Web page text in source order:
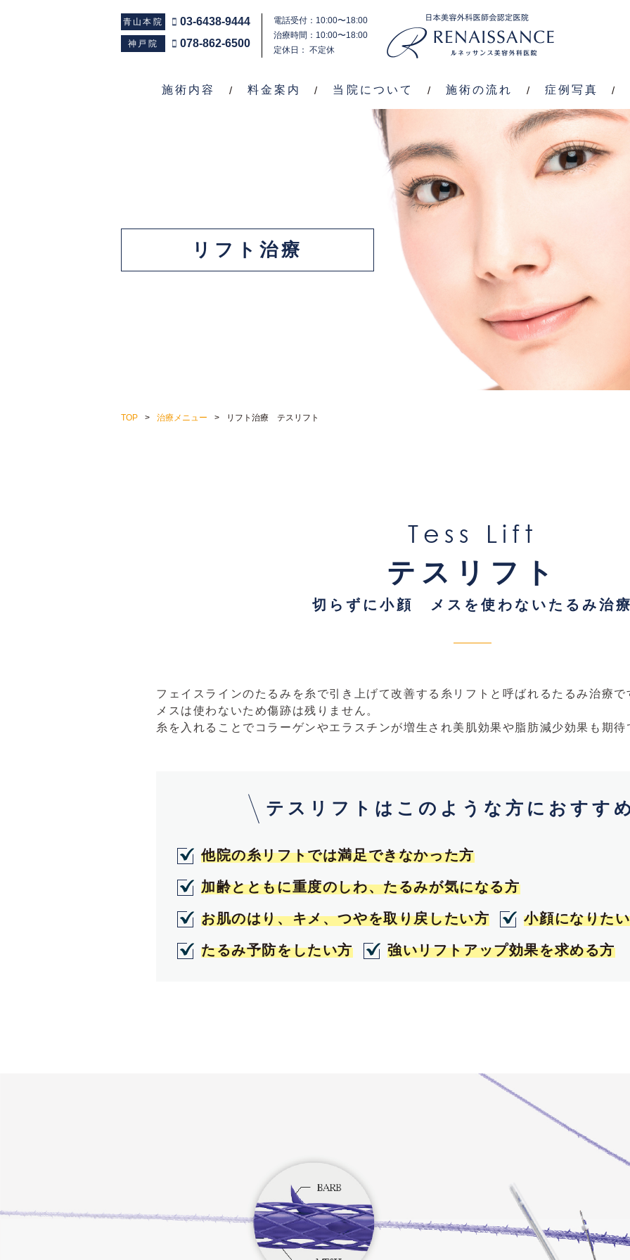
青山本院 03-6438-9444
神戸院 078-862-6500
電話受付：10:00〜18:00
治療時間：10:00〜18:00
定休日： 不定休
施術内容 料金案内 当院について 施術の流れ 症例写真
施
術
料
当院
施術
の流
症
例
リフト治療
TOP 治療メニュー リフト治療 テスリフト
Tess Lift
テスリフト
切らずに小顔 メスを使わないたるみ治
フェイスラインのたるみを糸で引き上げて改善する糸リフトと呼ばれるたるみ治療で
メスは使わないため傷跡は残りません。
糸を入れることでコラーゲンやエラスチンが増生され美肌効果や脂肪減少効果も期待
テスリフトはこのような方におすす
他院の糸リフトでは満足できなかった方
加齢とともに重度のしわ、たるみが気になる方
お肌のはり、キメ、つやを取り戻したい方 小顔になりた
たるみ予防をしたい方 強いリフトアップ効果を求める方